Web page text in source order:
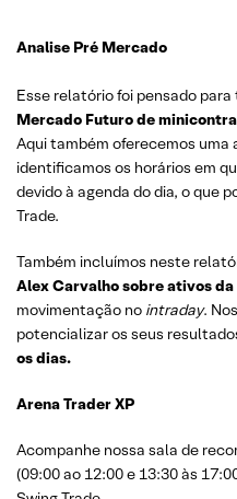
Analise Pré Mercado
Esse relatório foi pensado para
Mercado Futuro de
Aqui também oferecemos uma
identificamos os horários em
devido à agenda do dia, o que
Trade.
Também incluímos neste
Alex Carvalho sobre ativos da
movimentação no intraday.
potencializar os seus
os dias.
Arena Trader XP
Acompanhe nossa sala de
(09:00 ao 12:00 e 13:30 às